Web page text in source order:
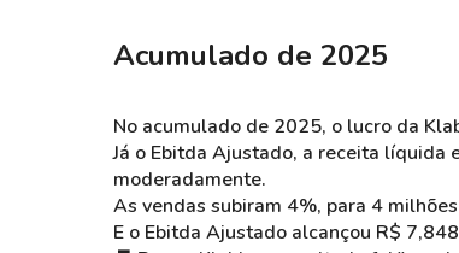
Acumulado de 2025
No acumulado de 2025, o lucro da
Já o Ebitda Ajustado, a receita líquida
moderadamente.
As vendas subiram 4%, para 4
E o Ebitda Ajustado alcançou R$